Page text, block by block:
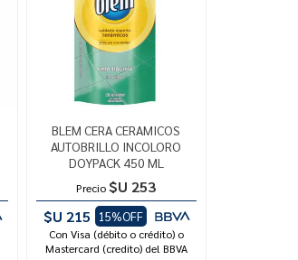
BLEM CERA CERAMICOS
AUTOBRILLO INCOLORO
DOYPACK 450 ML
Precio $U 253
$U 215
15%OFF
Con Visa (débito o crédito) o
Mastercard (credito) del BBVA